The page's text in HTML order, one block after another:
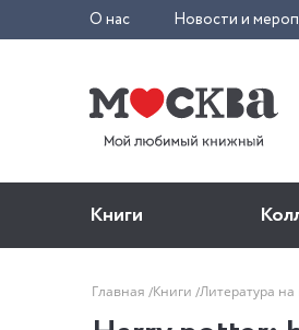
О нас Новости и
Книги
Главная Книги Литература